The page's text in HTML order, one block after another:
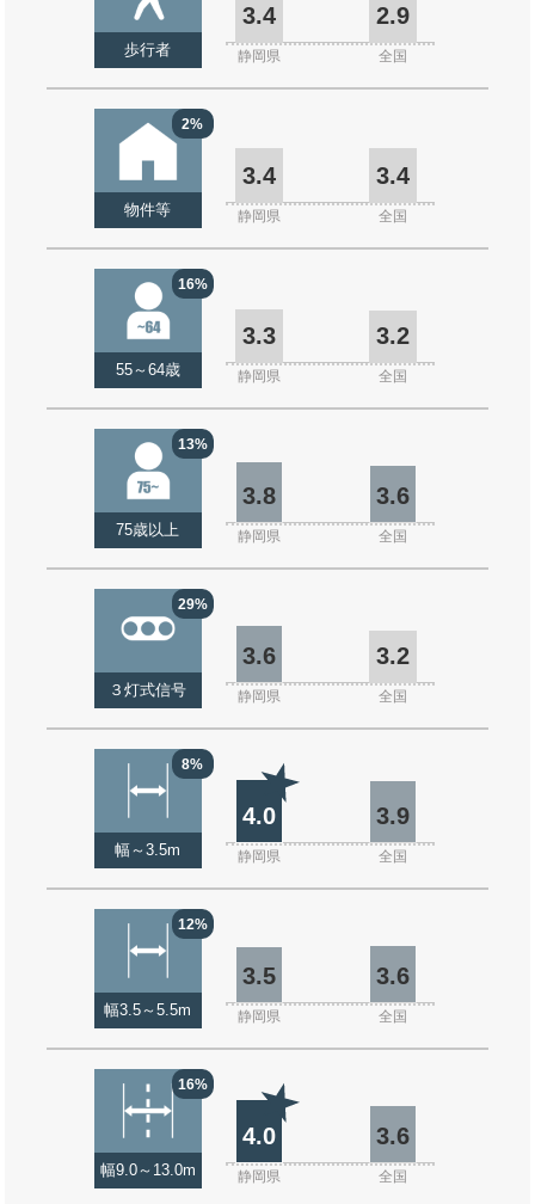
歩行者
3.4 2.9
静岡県 全国
2%
物件等
3.4 3.4
静岡県 全国
16%
55～64歳
3.3 3.2
静岡県 全国
13%
75歳以上
3.8 3.6
静岡県 全国
29%
３灯式信号
3.6 3.2
静岡県 全国
8%
幅～3.5m
4.0 3.9
静岡県 全国
12%
幅3.5～5.5m
3.5 3.6
静岡県 全国
16%
幅9.0～13.0m
4.0 3.6
静岡県 全国